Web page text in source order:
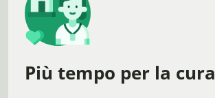
Più tempo per la cura